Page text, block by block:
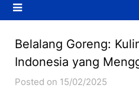
Belalang Goreng:
Indonesia yang
Posted on 15/02/2025